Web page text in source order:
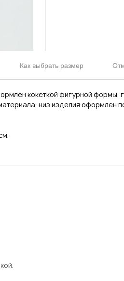
Как выбрать размер
кокеткой фигурной
низ изделия оформлен